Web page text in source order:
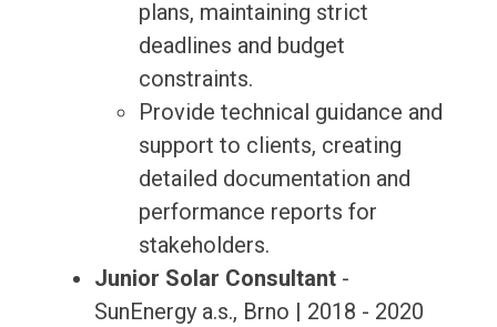
plans, maintaining strict
deadlines and budget
constraints.
Provide technical guidance and
support to clients, creating
detailed documentation and
performance reports for
stakeholders.
Junior Solar Consultant-
SunEnergy a.s., Brno | 2018 - 2020